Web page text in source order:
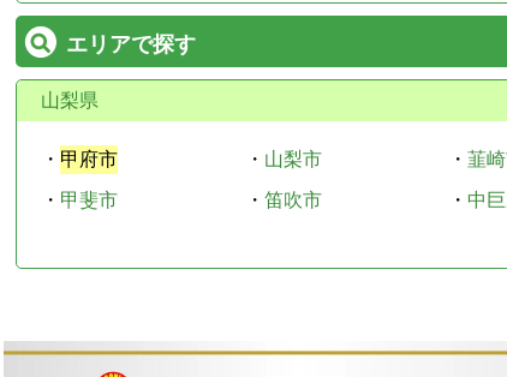
エリアで探す
山梨県
・ 甲府市 ・ 山梨市 ・ 韮
・ 甲斐市 ・ 笛吹市 ・ 中